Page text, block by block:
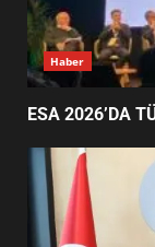
5
Haber
ESA 2026’DA